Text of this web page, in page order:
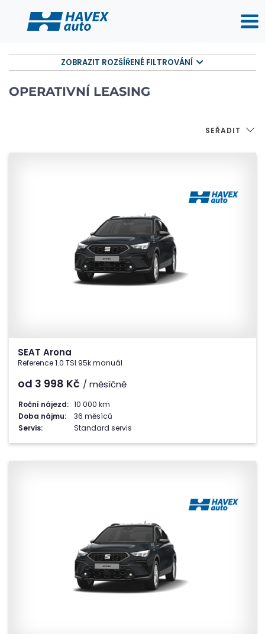
ZOBRAZIT ROZŠÍŘENÉ FILTROVÁNÍ
OPERATIVNÍ LEASING
SEŘADIT
SEAT Arona
Reference 1.0 TSI 95k manuál
od 3 998 Kč / měsíčně
Roční nájezd: 10 000 km
Doba nájmu:
36 měsíců
Servis:
Standard servis